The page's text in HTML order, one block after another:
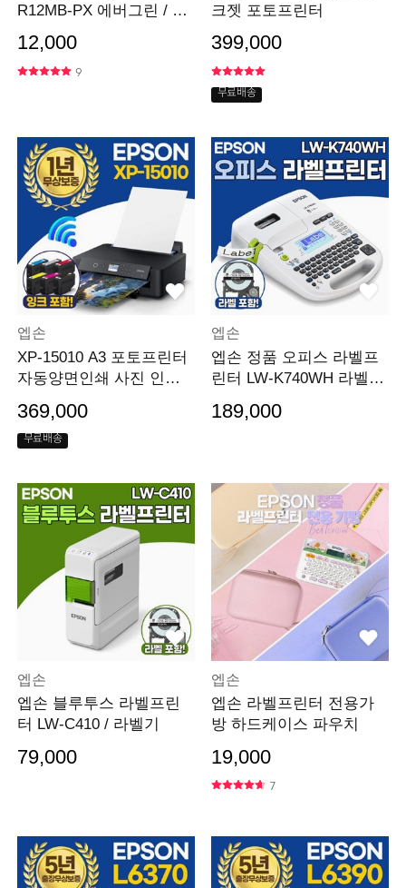
R12MB-PX 에버그린 / 검
12,000
9
크젯 포토프린터
399,000
무료배송
엡손
XP-15010 A3 포토프린터
자동양면인쇄 사진 인화
369,000
무료배송
엡손
엡손 정품 오피스 라벨프
린터 LW-K740WH 라벨
189,000
엡손
엡손 블루투스 라벨프린
터 LW-C410 / 라벨기
79,000
엡손
엡손 라벨프린터 전용가
방 하드케이스 파우치
19,000
7